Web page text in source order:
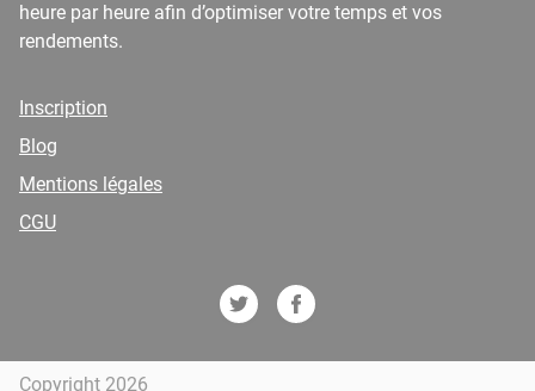
heure par heure afin d’optimiser votre temps et vos
rendements.
Inscription
Blog
Mentions légales
CGU
Copyright 2026